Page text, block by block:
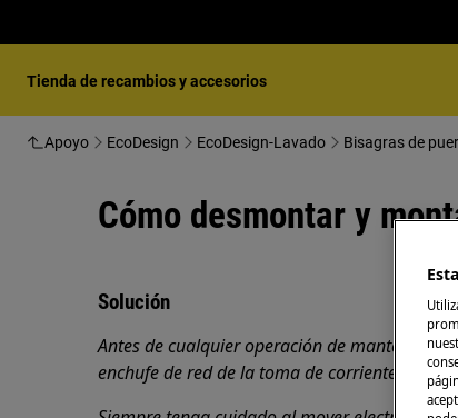
Tienda de recambios y accesorios
Apoyo EcoDesign EcoDesign-Lavado Bisagras de
Cómo desmontar y
Solución
Antes de cualquier operación de
enchufe de red de la toma de corriente.